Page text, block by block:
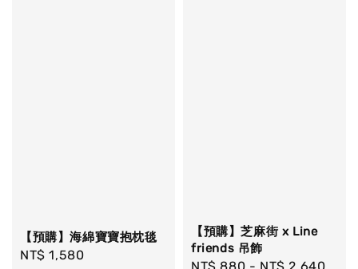
【預購】海綿寶寶抱枕毯
Regular
NT$ 1,580
【預購】芝麻街 x Line
friends 吊飾